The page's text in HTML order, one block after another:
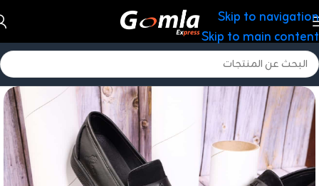
Skip to navigation
Skip to main content